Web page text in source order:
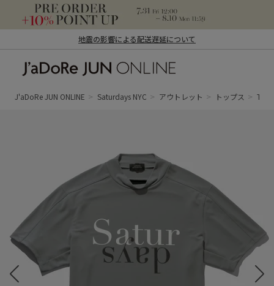
地震の影響による配送遅延について
ン オンライン）
J'aDoRe JUN ONLINE Saturdays NYC アウトレット トップス Tシ